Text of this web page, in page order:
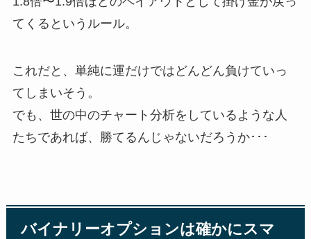
てくるというルール。
これだと、単純に運だけではどんどん負けていっ
てしまいそう。
でも、世の中のチャート分析をしているような人
たちであれば、勝てるんじゃないだろうか･･･
バイナリーオプションは確かにスマ